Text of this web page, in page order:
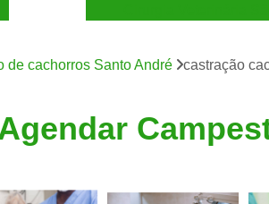
Clínica Veterinária
Clínica
de cachorros Santo André castração